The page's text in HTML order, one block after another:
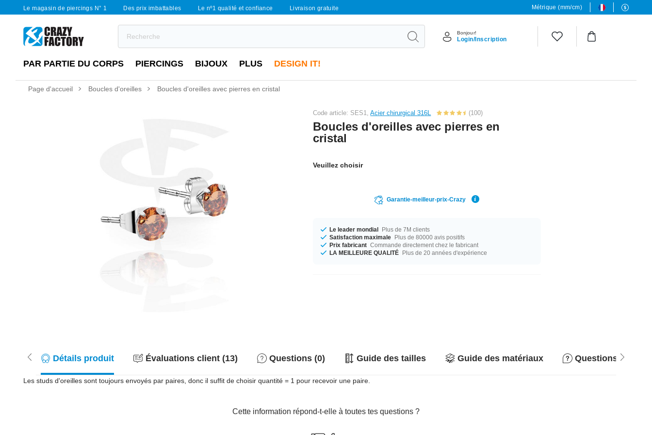
Le magasin de piercings N° 1 Des prix imbattables Le nº1 qualité et confiance Livraison gratuite Métrique (mm/cm)
Bonjour!
Login/Inscription
PAR PARTIE DU CORPS PIERCINGS BIJOUX PLUS DESIGN IT!
Page d'accueil Boucles d'oreilles Boucles d'oreilles avec pierres en cristal
Code article: SES1,Acier chirurgical 316L (100)
Boucles d'oreilles avec pierres en
cristal
Veuillez choisir
Garantie-meilleur-prix-Crazy
Le leader mondial Plus de 7M clients
Satisfaction maximale Plus de 80000 avis positifs
Prix fabricant Commande directement chez le fabricant
LA MEILLEURE QUALITÉ Plus de 20 années d'expérience
Détails produit Évaluations client (13) Questions (0) Guide des tailles Guide des matériaux Questions &
Les studs d'oreilles sont toujours envoyés par paires, donc il suffit de choisir quantité = 1 pour recevoir une paire.
Cette information répond-t-elle à toutes tes questions ?